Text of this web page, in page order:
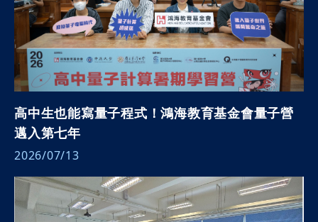
高中生也能寫量子程式！鴻海教育基金會量子營
邁入第七年
2026/07/13